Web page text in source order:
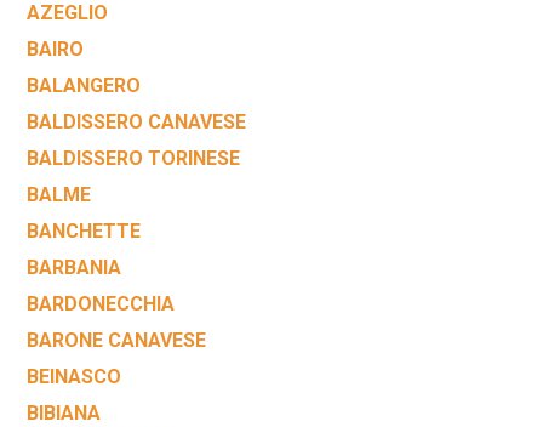
AZEGLIO
BAIRO
BALANGERO
BALDISSERO CANAVESE
BALDISSERO TORINESE
BALME
BANCHETTE
BARBANIA
BARDONECCHIA
BARONE CANAVESE
BEINASCO
BIBIANA